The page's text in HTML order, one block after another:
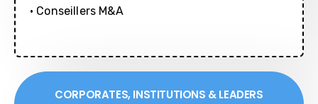
• Conseillers M&A
CORPORATES, INSTITUTIONS & LEADERS